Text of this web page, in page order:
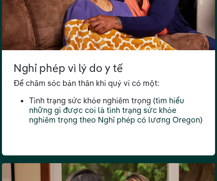
Nghỉ phép vì lý do y tế
Để chăm sóc bản thân khi quý ví có một:
Tình trạng sức khỏe nghiêm trọng (tìm hiểu
những gì được coi là tình trạng sức khỏe
nghiêm trọng theo Nghỉ phép có lương Oregon)